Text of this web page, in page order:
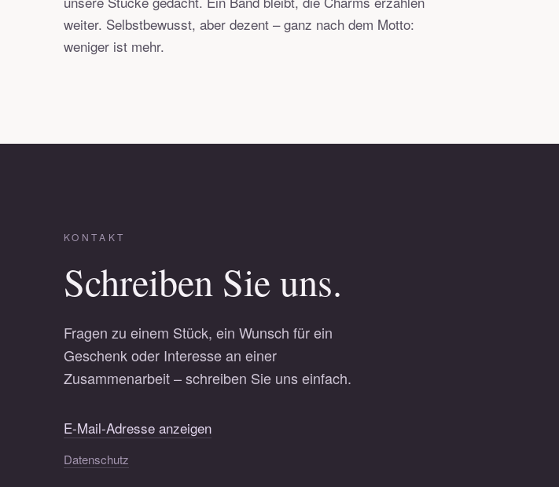
weiter. Selbstbewusst, aber dezent – ganz nach dem Motto:
weniger ist mehr.
KONTAKT
Schreiben Sie uns.
Fragen zu einem Stück, ein Wunsch für ein
Geschenk oder Interesse an einer
Zusammenarbeit – schreiben Sie uns einfach.
E-Mail-Adresse anzeigen
Datenschutz